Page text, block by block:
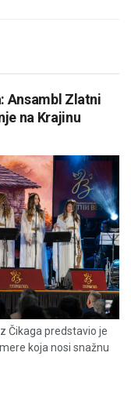
Ansambl Zlatni
na Krajinu
Čikaga predstavio je
koja nosi snažnu